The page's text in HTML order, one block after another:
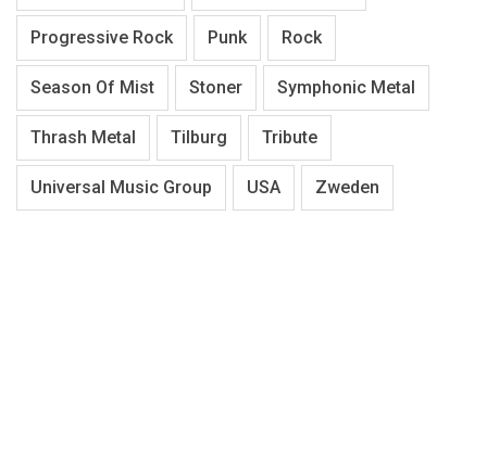
Progressive Rock Punk Rock
Season Of Mist Stoner Symphonic Metal
Thrash Metal Tilburg Tribute
Universal Music Group USA Zweden